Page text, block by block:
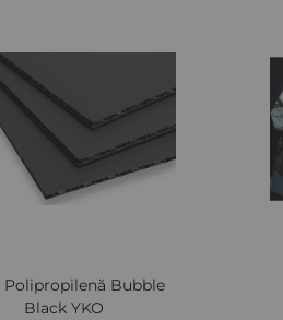
Polipropilenă Bubble
Black YKO